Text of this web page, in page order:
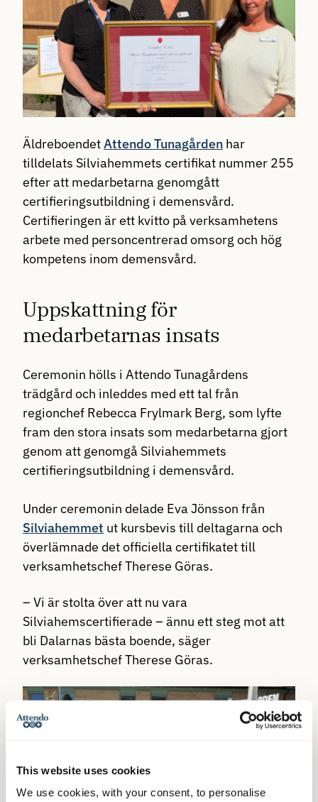
This website uses cookies
We use cookies, with your consent, to personalise
ÄldreboendetAttendo Tunagården har
tilldelats Silviahemmets certifikat nummer 255
efter att medarbetarna genomgått
certifieringsutbildning i demensvård.
Certifieringen är ett kvitto på verksamhetens
arbete med personcentrerad omsorg och hög
kompetens inom demensvård.
Uppskattning för
medarbetarnas insats
Ceremonin hölls i Attendo Tunagårdens
trädgård och inleddes med ett tal från
regionchef Rebecca Frylmark Berg, som lyfte
fram den stora insats som medarbetarna gjort
genom att genomgå Silviahemmets
certifieringsutbildning i demensvård.
Under ceremonin delade Eva Jönsson från
Silviahemmet ut kursbevis till deltagarna och
överlämnade det officiella certifikatet till
verksamhetschef Therese Göras.
– Vi är stolta över att nu vara
Silviahemscertifierade – ännu ett steg mot att
bli Dalarnas bästa boende, säger
verksamhetschef Therese Göras.